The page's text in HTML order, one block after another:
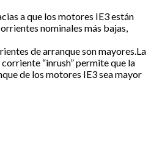
a que los motores IE3 están
nominales más bajas,
de arranque son mayores.La
“inrush” permite que la
de los motores IE3 sea mayor